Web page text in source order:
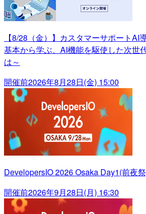
【8/28（金）】カスタマーサポートAI
基本から学ぶ、AI機能を駆使した次世
は～
開催前2026年8月28日(金) 15:00
DevelopersIO 2026 Osaka Day1(前夜
開催前2026年9月28日(月) 16:30